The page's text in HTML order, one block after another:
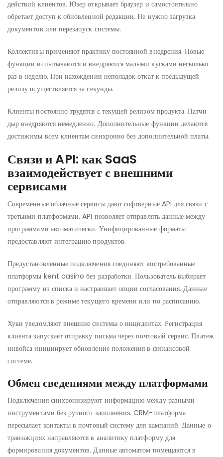
действий клиентов. Юзер открывает браузер и самостоятельно
обретает доступ к обновленной редакции. Не нужно загрузка
документов или перезапуск системы.
Коллективы применяют практику постоянной внедрения. Новые
функции испытываются и внедряются малыми кусками несколько
раз в неделю. При нахождении неполадок откат к предыдущей
релизу осуществляется за секунды.
Клиенты постоянно трудятся с текущей релизом продукта. Патчи
дыр внедряются немедленно. Дополнительные функции делаются
достижимы всем клиентам синхронно без дополнительной платы.
Связи и API: как SaaS
взаимодействует с внешними
сервисами
Современные облачные сервисы дают софтверные API для связи с
третьими платформами. API позволяет отправлять данные между
программами автоматически. Унифицированные форматы
предоставляют интеграцию продуктов.
Предустановленные подключения соединяют востребованные
платформы kent casino без разработки. Пользователь выбирает
программу из списка и настраивает опции согласования. Данные
отправляются в режиме текущего времени или по расписанию.
Хуки уведомляют внешние системы о инцидентах. Регистрация
клиента запускает отправку письма через почтовый сервис. Платеж
инвойса инициирует обновление положения в финансовой
системе.
Обмен сведениями между платформами
Подключения синхронизируют информацию между разными
инструментами без ручного заполнения. CRM-платформа
пересылает контакты в почтовый систему для кампаний. Данные о
транзакциях направляются в аналитику платформу для
формирования документов. Данные автоматом помещаются в